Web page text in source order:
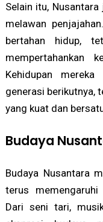
Selain itu,
melawan
bertahan hidup,
mempertahankan
Kehidupan
generasi berikutnya,
yang kuat dan
Budaya
Budaya Nusantara
terus memengaruhi
Dari seni tari,